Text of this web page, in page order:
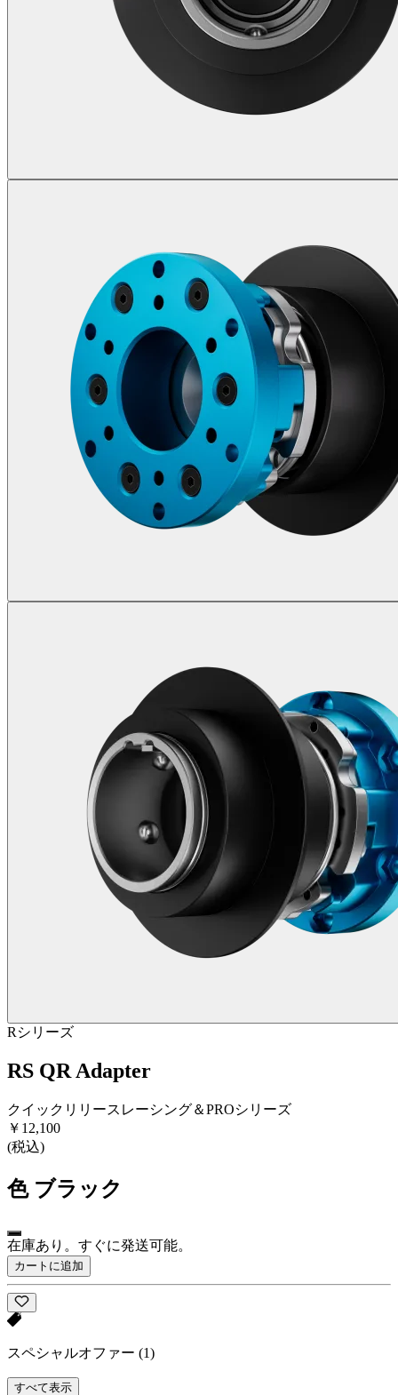
Rシリーズ
RS QR Adapter
クイックリリースレーシング＆PROシリーズ
￥12,100
(税込)
色 ブラック
在庫あり。すぐに発送可能。
カートに追加
スペシャルオファー (1)
すべて表示